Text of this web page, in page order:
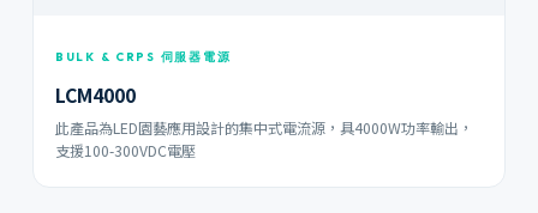
BULK & CRPS 伺服器電源
LCM4000
此產品為LED園藝應用設計的集中式電流源，具4000W功率輸出，
支援100-300VDC電壓